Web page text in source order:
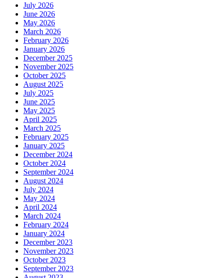
July 2026
June 2026
May 2026
March 2026
February 2026
January 2026
December 2025
November 2025
October 2025
August 2025
July 2025
June 2025
May 2025
April 2025
March 2025
February 2025
January 2025
December 2024
October 2024
September 2024
August 2024
July 2024
May 2024
April 2024
March 2024
February 2024
January 2024
December 2023
November 2023
October 2023
September 2023